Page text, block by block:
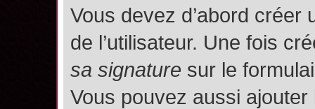
Vous devez d’abord
de l’utilisateur. Une fois
sa signature sur le
Vous pouvez aussi